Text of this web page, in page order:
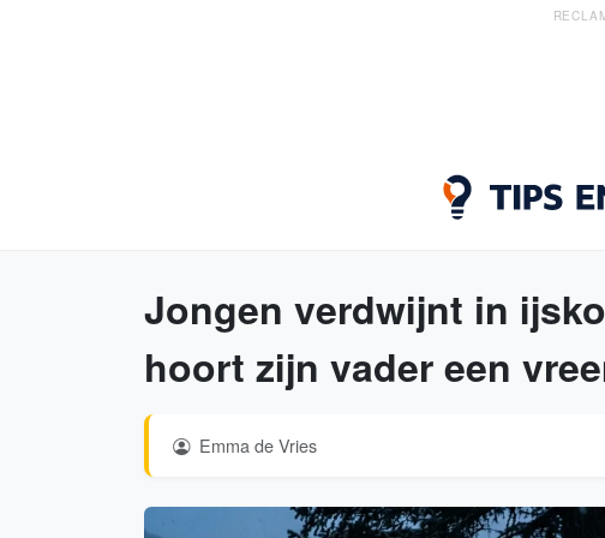
Jongen verdwijnt in
hoort zijn vader een
Emma de Vries